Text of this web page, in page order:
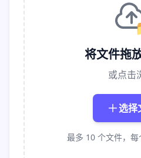
将文件拖
或点击
选择
最多 10 个文件，